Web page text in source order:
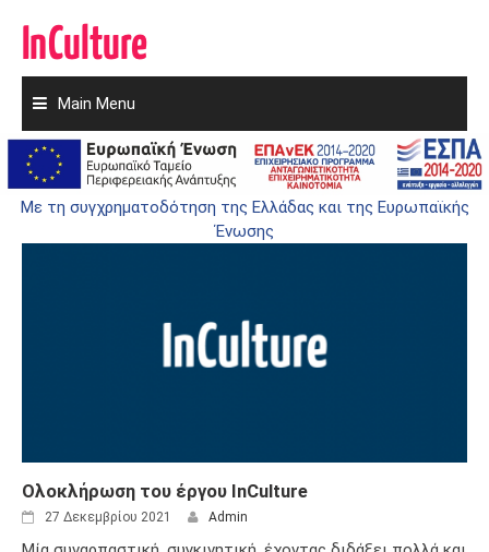
to
content
Main Menu
Με τη συγχρηματοδότηση της Ελλάδας και της Ευρωπαϊκής
Ένωσης
ΟΛΟΚΛΉΡΩΣΗ
Ολοκλήρωση του έργου InCulture
27 Δεκεμβρίου 2021 Admin